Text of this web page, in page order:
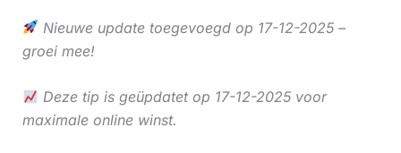
Nieuwe update toegevoegd op 17-12-2025 –
groei mee!
Deze tip is geüpdatet op 17-12-2025 voor
maximale online winst.